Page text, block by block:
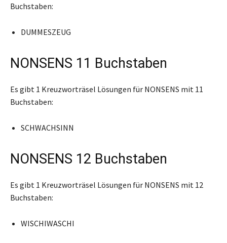
Buchstaben:
DUMMESZEUG
NONSENS 11 Buchstaben
Es gibt 1 Kreuzworträsel Lösungen für NONSENS mit 11
Buchstaben:
SCHWACHSINN
NONSENS 12 Buchstaben
Es gibt 1 Kreuzworträsel Lösungen für NONSENS mit 12
Buchstaben:
WISCHIWASCHI